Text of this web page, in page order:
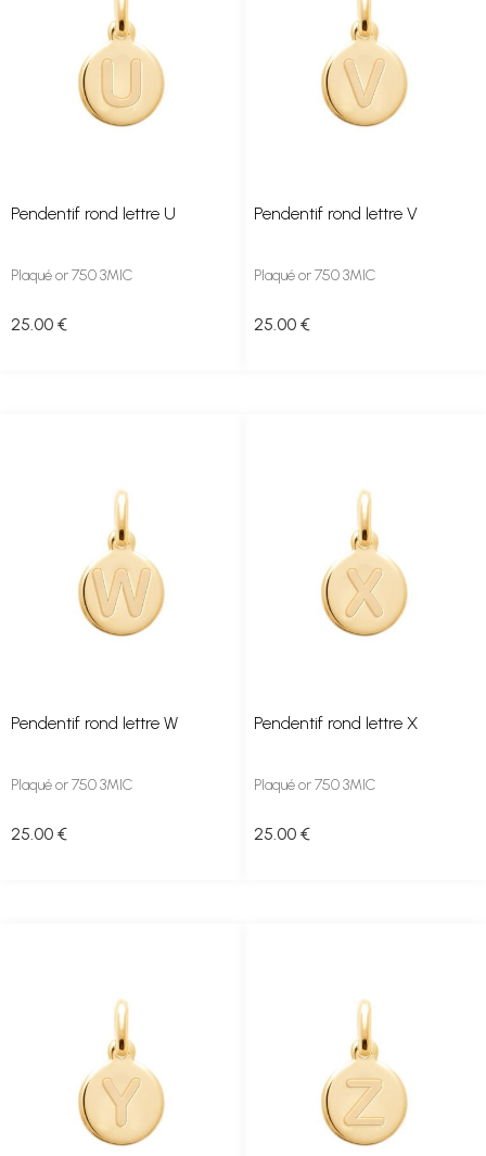
Pendentif rond lettre U
Plaqué or 750 3MIC
25 .00 €
Pendentif rond lettre V
Plaqué or 750 3MIC
25 .00 €
Pendentif rond lettre W
Plaqué or 750 3MIC
25 .00 €
Pendentif rond lettre X
Plaqué or 750 3MIC
25 .00 €